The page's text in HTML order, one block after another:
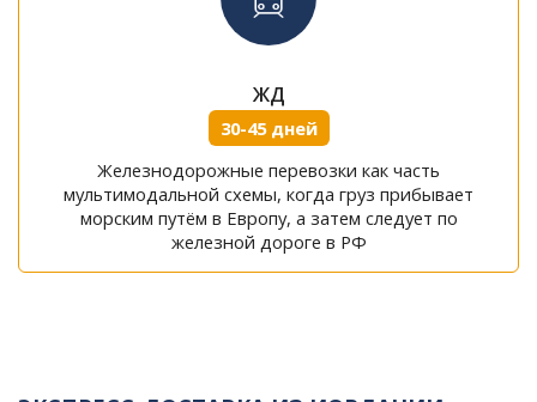
ЖД
30-45 дней
Железнодорожные перевозки как часть
мультимодальной схемы, когда груз прибывает
морским путём в Европу, а затем следует по
железной дороге в РФ